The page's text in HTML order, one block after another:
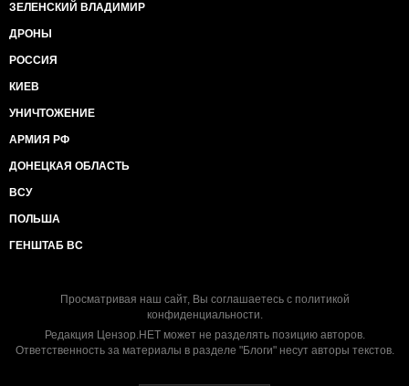
ЗЕЛЕНСКИЙ ВЛАДИМИР
ДРОНЫ
РОССИЯ
КИЕВ
УНИЧТОЖЕНИЕ
АРМИЯ РФ
ДОНЕЦКАЯ ОБЛАСТЬ
ВСУ
ПОЛЬША
ГЕНШТАБ ВС
Просматривая наш сайт, Вы соглашаетесь с политикой
конфиденциальности.
Редакция Цензор.НЕТ может не разделять позицию авторов.
Ответственность за материалы в разделе "Блоги" несут авторы текстов.